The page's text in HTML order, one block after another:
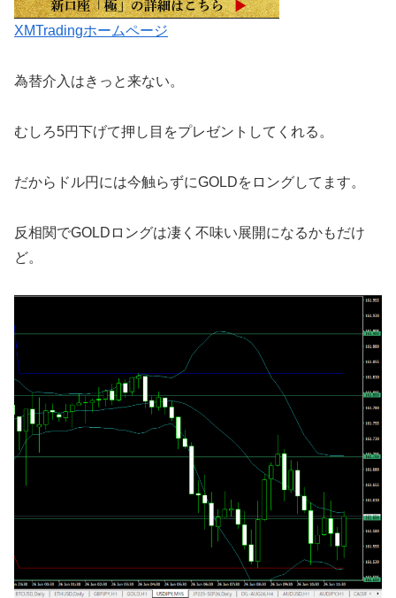
XMTradingホームページ
為替介入はきっと来ない。
むしろ5円下げて押し目をプレゼントしてくれる。
だからドル円には今触らずにGOLDをロングしてます。
反相関でGOLDロングは凄く不味い展開になるかもだけ
ど。